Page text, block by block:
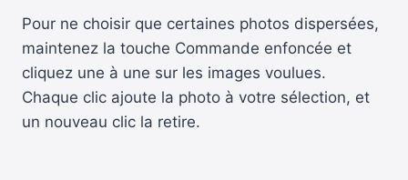
Pour ne choisir que certaines photos dispersées,
maintenez la touche Commande enfoncée et
cliquez une à une sur les images voulues.
Chaque clic ajoute la photo à votre sélection, et
un nouveau clic la retire.